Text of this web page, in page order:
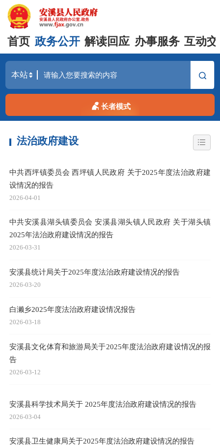
首页 政务公开 解读回应 办事服务 互动
长者模式
法治政府建设
中共西坪镇委员会 西坪镇人民政府 关于2025年度法治政府建
设情况的报告
2026-04-01
中共安溪县湖头镇委员会 安溪县湖头镇人民政府 关于湖头镇
2025年法治政府建设情况的报告
2026-03-31
安溪县统计局关于2025年度法治政府建设情况的报告
2026-03-20
白濑乡2025年度法治政府建设情况报告
2026-03-18
安溪县文化体育和旅游局关于2025年度法治政府建设情况的报
告
2026-03-12
安溪县科学技术局关于 2025年度法治政府建设情况的报告
2026-03-04
安溪县卫生健康局关于2025年度法治政府建设情况的报告